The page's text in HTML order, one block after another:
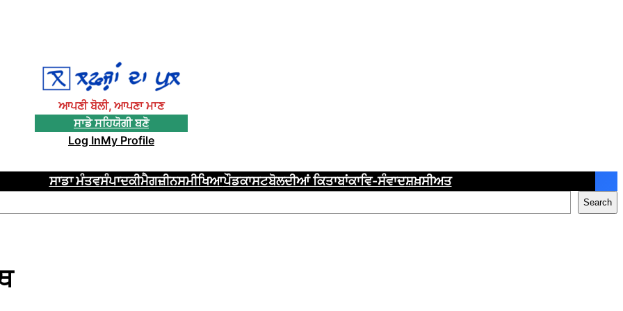
ਆਪਣੀ ਬੋਲੀ, ਆਪਣਾ ਮਾਣ
ਸਾਡੇ ਸਹਿਯੋਗੀ ਬਣੋ
Log InMy Profile
ਸਾਡਾ ਮੰਤਵਸੰਪਾਦਕੀਮੈਗਜ਼ੀਨਸਮੀਖਿਆਪੌਡਕਾਸਟਬੋਲਦੀਆਂ ਕਿਤਾਬਾਂਕਾਵਿ-ਸੰਵਾਦਸ਼ਖ਼ਸੀਅਤ
Search